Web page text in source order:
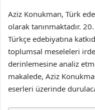
Aziz Konukman, Türk
olarak tanınmaktadır.
Türkçe edebiyatına
toplumsal meseleleri
derinlemesine analiz
makalede, Aziz
eserleri üzerinde